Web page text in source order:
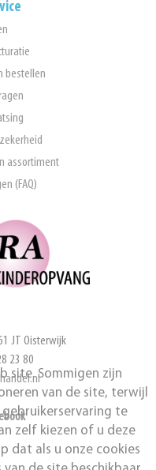
bestellen
assortiment
(FAQ)
JT Oisterwijk
23 80
site. Sommigen zijn
van de site, terwijl
te
zelf kiezen of u deze
dat als u onze cookies